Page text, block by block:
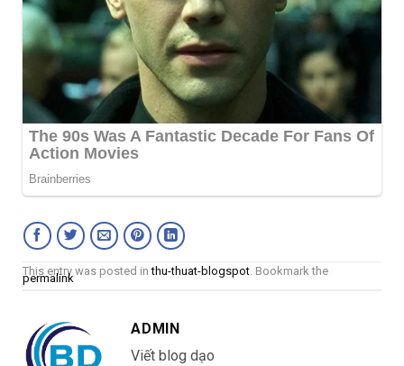
This entry was posted inthu-thuat-blogspot. Bookmark the
permalink
ADMIN
Viết blog dạo